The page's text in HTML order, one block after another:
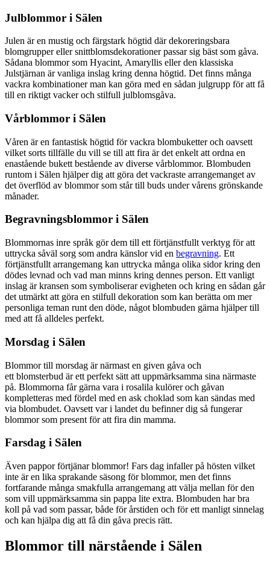
Julblommor i Sälen
Julen är en mustig och färgstark högtid där dekoreringsbara
blomgrupper eller snittblomsdekorationer passar sig bäst som gåva.
Sådana blommor som Hyacint, Amaryllis eller den klassiska
Julstjärnan är vanliga inslag kring denna högtid. Det finns många
vackra kombinationer man kan göra med en sådan julgrupp för att få
till en riktigt vacker och stilfull julblomsgåva.
Vårblommor i Sälen
Våren är en fantastisk högtid för vackra blombuketter och oavsett
vilket sorts tillfälle du vill se till att fira är det enkelt att ordna en
enastående bukett bestående av diverse vårblommor. Blombuden
runtom i Sälen hjälper dig att göra det vackraste arrangemanget av
det överflöd av blommor som står till buds under vårens grönskande
månader.
Begravningsblommor i Sälen
Blommornas inre språk gör dem till ett förtjänstfullt verktyg för att
uttrycka såväl sorg som andra känslor vid en begravning. Ett
förtjänstfullt arrangemang kan uttrycka många olika sidor kring den
dödes levnad och vad man minns kring dennes person. Ett vanligt
inslag är kransen som symboliserar evigheten och kring en sådan går
det utmärkt att göra en stilfull dekoration som kan berätta om mer
personliga teman runt den döde, något blombuden gärna hjälper till
med att få alldeles perfekt.
Morsdag i Sälen
Blommor till morsdag är närmast en given gåva och
ett blomsterbud är ett perfekt sätt att uppmärksamma sina närmaste
på. Blommorna får gärna vara i rosalila kulörer och gåvan
kompletteras med fördel med en ask choklad som kan sändas med
via blombudet. Oavsett var i landet du befinner dig så fungerar
blommor som present för att fira din mamma.
Farsdag i Sälen
Även pappor förtjänar blommor! Fars dag infaller på hösten vilket
inte är en lika sprakande säsong för blommor, men det finns
fortfarande många smakfulla arrangemang att välja mellan för den
som vill uppmärksamma sin pappa lite extra. Blombuden har bra
koll på vad som passar, både för årstiden och för ett manligt sinnelag
och kan hjälpa dig att få din gåva precis rätt.
Blommor till närstående i Sälen